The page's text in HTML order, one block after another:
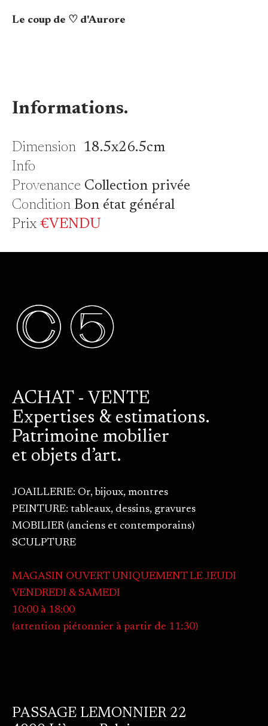
Le coup de ♡ d'Aurore
Informations.
Dimension18.5x26.5cm
Info
Provenance Collection privée
Condition Bon état général
Prix€VENDU
ACHAT - VENTE
Expertises & estimations.
Patrimoine mobilier
et objets d’art.
JOAILLERIE: Or, bijoux, montres
PEINTURE: tableaux, dessins, gravures
MOBILIER (anciens et contemporains)
SCULPTURE
MAGASIN OUVERT UNIQUEMENT LE JEUDI
VENDREDI & SAMEDI
10:00 à 18:00
(attention piétonnier à partir de 11:30)
PASSAGE LEMONNIER 22